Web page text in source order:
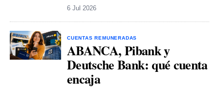
6 Jul 2026
CUENTAS REMUNERADAS
ABANCA, Pibank y
Deutsche Bank: qué cuenta
encaja